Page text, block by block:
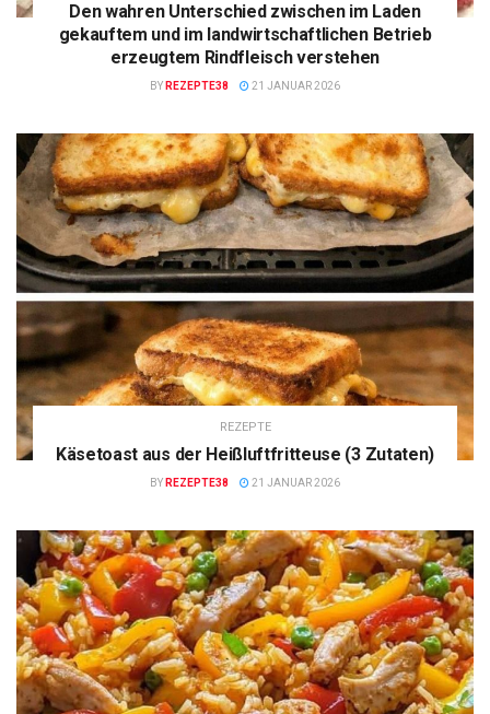
Den wahren Unterschied zwischen im Laden
gekauftem und im landwirtschaftlichen Betrieb
erzeugtem Rindfleisch verstehen
BY REZEPTE38 21 JANUAR 2026
REZEPTE
Käsetoast aus der Heißluftfritteuse (3 Zutaten)
BY REZEPTE38 21 JANUAR 2026